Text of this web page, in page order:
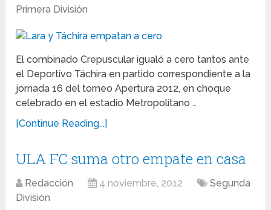
Primera División
El combinado Crepuscular igualó a cero tantos ante
el Deportivo Táchira en partido correspondiente a la
jornada 16 del torneo Apertura 2012, en choque
celebrado en el estadio Metropolitano …
[Continue Reading...]
ULA FC suma otro empate en casa
Redacción 4 noviembre, 2012
Segunda
División